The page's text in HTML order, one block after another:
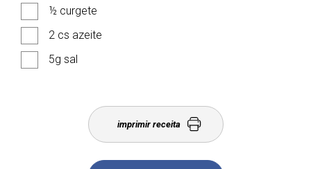
½ curgete
2 cs azeite
5g sal
imprimir receita